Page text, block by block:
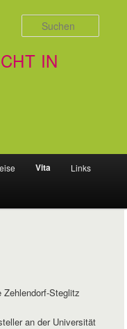
IN
Vita Links
Zehlendorf-Steglitz
an der Universität